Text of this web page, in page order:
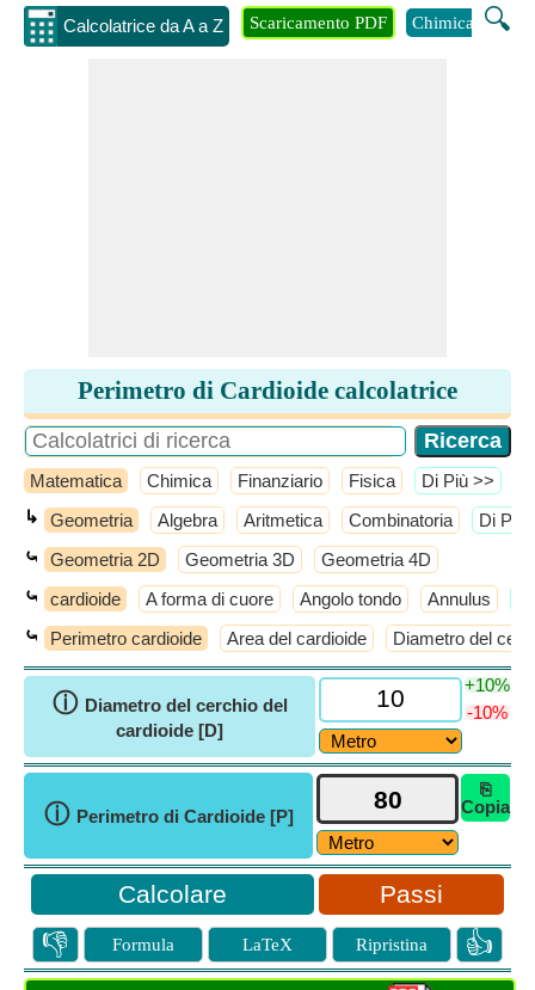
Calcolatrice da A a Z 🔍
Scaricamento PDF Chimica
Perimetro di Cardioide calcolatrice
Matematica Chimica Finanziario Fisica ​Di Più >>
↳ Geometria Algebra Aritmetica Combinatoria ​Di Più
⤿ Geometria 2D Geometria 3D Geometria 4D
⤿ cardioide A forma di cuore Angolo tondo Annulus
⤿ Perimetro cardioide Area del cardioide Diametro del
ⓘ Diametro del cerchio del
cardioide [D]
+10%
-10%
ⓘ Perimetro di Cardioide [P]
⎘
Copia
Passi
👎 Formula LaTeX Ripristina 👍